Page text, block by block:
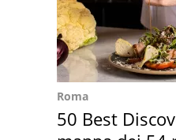
Roma
50 Best